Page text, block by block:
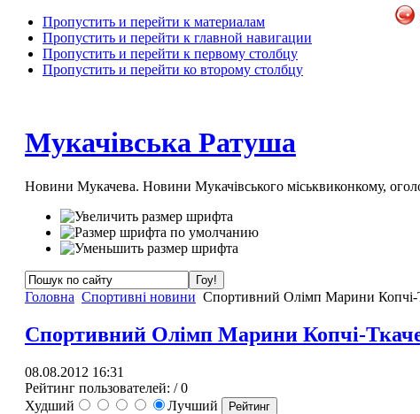
Пропустить и перейти к материалам
Пропустить и перейти к главной навигации
Пропустить и перейти к первому столбцу
Пропустить и перейти ко второму столбцу
Мукачівська Ратуша
Новини Мукачева. Новини Мукачівського міськвиконкому,
Головна Спортивні новини Спортивний Олімп Марини Копчі-
Спортивний Олімп Марини Копчі-
08.08.2012 16:31
Рейтинг пользователей: / 0
Худший
Лучший